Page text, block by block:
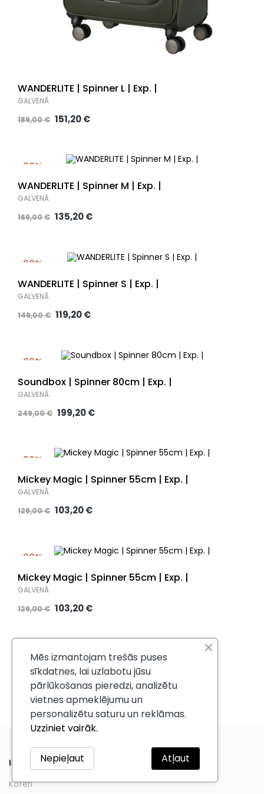
WANDERLITE | Spinner L | Exp. |
GALVENĀ
189,00 € 151,20 €
-20%
WANDERLITE | Spinner M | Exp. |
GALVENĀ
169,00 € 135,20 €
-20%
WANDERLITE | Spinner S | Exp. |
GALVENĀ
149,00 € 119,20 €
-20%
Soundbox | Spinner 80cm | Exp. |
GALVENĀ
249,00 € 199,20 €
-20%
Mickey Magic | Spinner 55cm | Exp. |
GALVENĀ
129,00 € 103,20 €
-20%
Mickey Magic | Spinner 55cm | Exp. |
GALVENĀ
129,00 € 103,20 €
Attēlo 1-24 no 78 produktiem
1 2 3
Iepērcies tiešsaistē
Koferi
Mēs izmantojam trešās puses
sīkdatnes, lai uzlabotu jūsu
pārlūkošanas pieredzi, analizētu
vietnes apmeklējumu un
personalizētu saturu un reklāmas.
Uzziniet vairāk.
Atļaut
Nepieļaut